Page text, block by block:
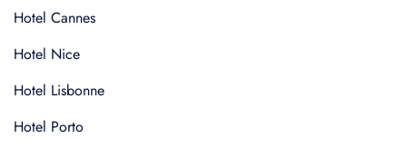
Hotel Cannes
Hotel Nice
Hotel Lisbonne
Hotel Porto